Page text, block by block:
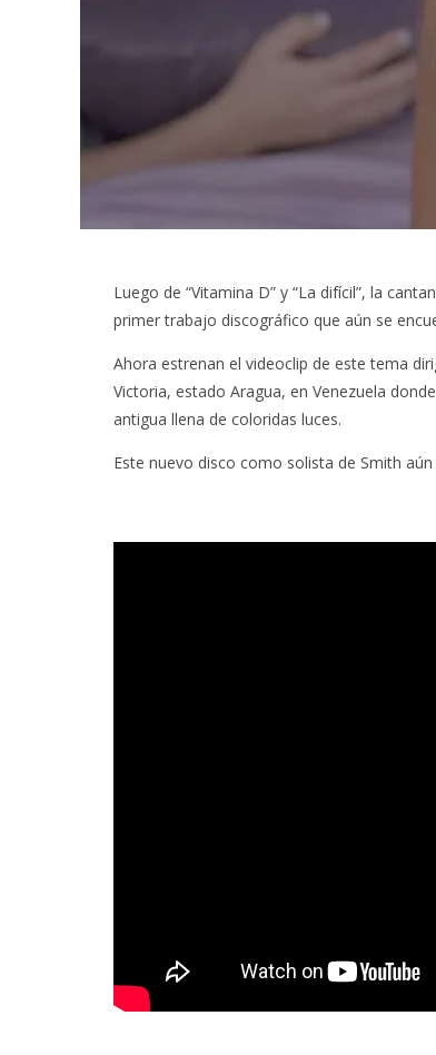
Luego de “Vitamina D” y “La difícil”, la
primer trabajo discográfico que aún se
Ahora estrenan el videoclip de este tema
Victoria, estado Aragua, en Venezuela
antigua llena de coloridas luces.
Este nuevo disco como solista de Smith